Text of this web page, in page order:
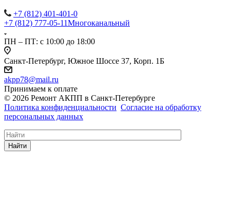
+7 (812) 401-401-0
+7 (812) 777-05-11Многоканальный
ПН – ПТ: с 10:00 до 18:00
Санкт-Петербург, Южное Шоссе 37, Корп. 1Б
akpp78@mail.ru
Принимаем к оплате
© 2026 Ремонт АКПП в Санкт-Петербурге
Политика конфиденциальности Согласие на обработку
персональных данных
Найти